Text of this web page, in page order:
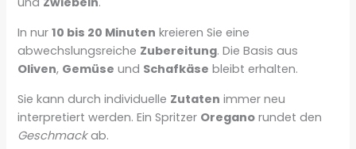
In nur10 bis 20 Minuten kreieren Sie eine
abwechslungsreiche Zubereitung. Die Basis aus
Oliven, Gemüse und Schafkäse bleibt erhalten.
Sie kann durch individuelle Zutaten immer neu
interpretiert werden. Ein Spritzer Oregano rundet den
Geschmackab.